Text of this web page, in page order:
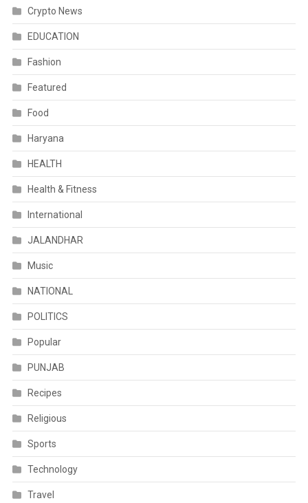
Crypto News
EDUCATION
Fashion
Featured
Food
Haryana
HEALTH
Health & Fitness
International
JALANDHAR
Music
NATIONAL
POLITICS
Popular
PUNJAB
Recipes
Religious
Sports
Technology
Travel